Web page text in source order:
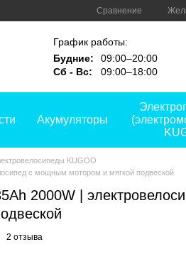
Сравнение
График работы:
Будние:
09:00–20:00
Сб - Вс:
09:00–18:00
Акумуляторы
KUGOO
с мощным мотором и мягкой подвеской
2000W |
2 отзыва